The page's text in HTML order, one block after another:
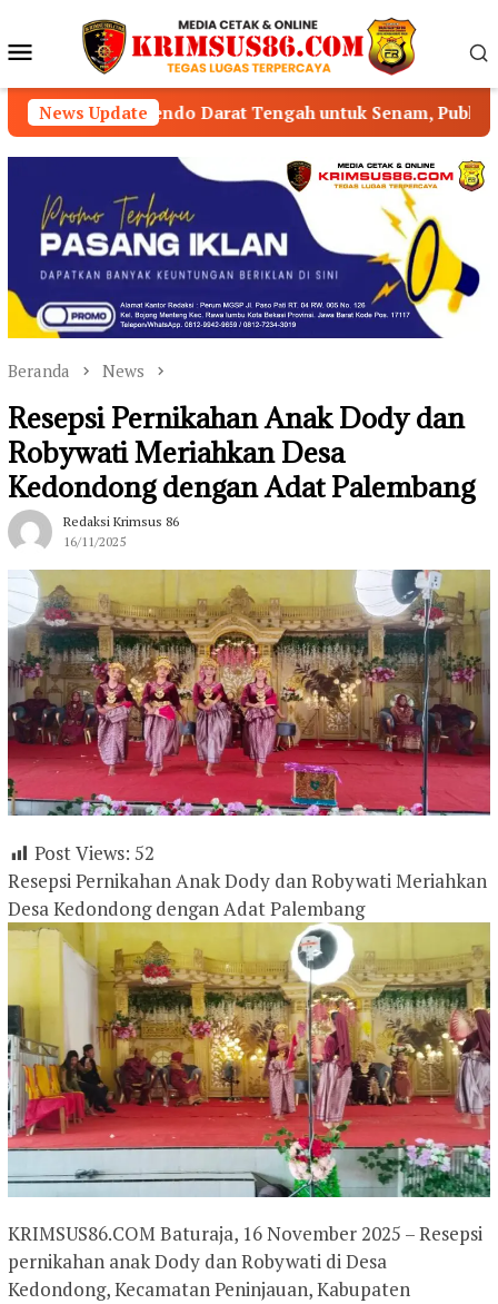
konten Menu
Mobile
News Update
Darat Tengah untuk Senam, Publik Pertanyakan
Beranda News
Resepsi Pernikahan Anak Dody dan
Robywati Meriahkan Desa
Kedondong dengan Adat Palembang
Redaksi Krimsus 86
16/11/2025
Post Views: 52
Resepsi Pernikahan Anak Dody dan Robywati Meriahkan
Desa Kedondong dengan Adat Palembang
KRIMSUS86.COM Baturaja, 16 November 2025 – Resepsi
pernikahan anak Dody dan Robywati di Desa
Kedondong, Kecamatan Peninjauan, Kabupaten